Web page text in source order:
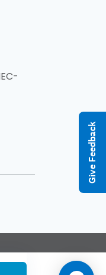
Give Feedback